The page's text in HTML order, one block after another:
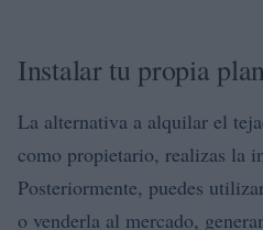
Instalar tu propia
La alternativa a alquilar el
como propietario, realizas la
Posteriormente, puedes
o venderla al mercado,